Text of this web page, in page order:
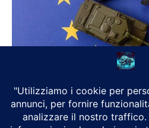
Putin mette alla prova la
Alex Trizio
Da Washington arriva un allarme che